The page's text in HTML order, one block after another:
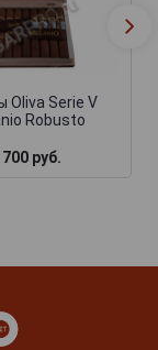
Oliva Serie V
Robusto
700 руб.